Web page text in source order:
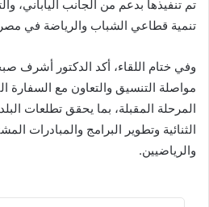
تم تنفيذها بدعم من الجانب
تنمية قطاعي الشباب والرياضة في
وفي ختام اللقاء، أكد الدكتور أشرف
مواصلة التنسيق والتعاون مع السفارة
المرحلة المقبلة، بما يحقق تطلعات
الثنائية وتطوير البرامج والمبادرات
والرياضيين.